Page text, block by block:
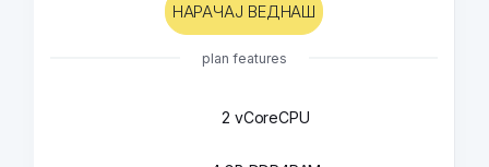
НАРАЧАЈ ВЕДНАШ
plan features
2 vCoreCPU